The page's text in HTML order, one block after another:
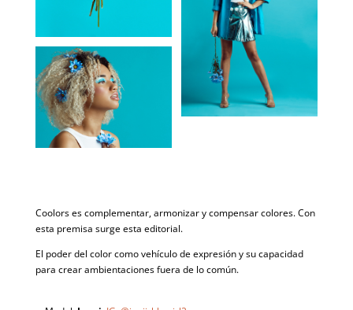
Coolors es complementar, armonizar y compensar colores. Con
esta premisa surge esta editorial.
El poder del color como vehículo de expresión y su capacidad
para crear ambientaciones fuera de lo común.